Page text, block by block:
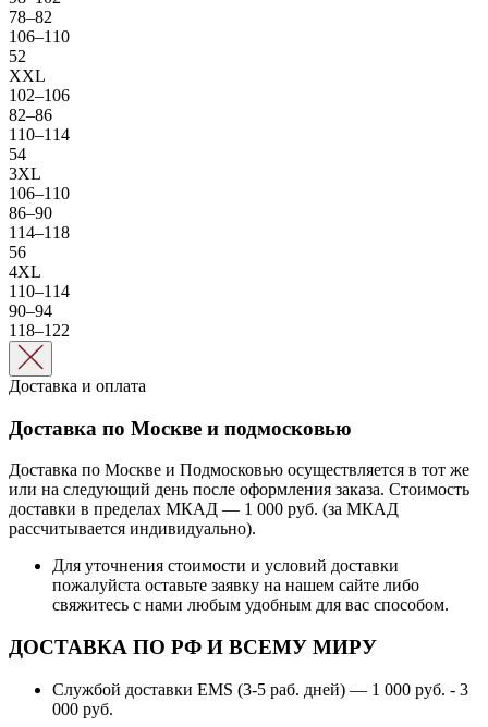
78–82
106–110
52
XXL
102–106
82–86
110–114
54
3XL
106–110
86–90
114–118
56
4XL
110–114
90–94
118–122
Доставка и оплата
Доставка по Москве и подмосковью
Доставка по Москве и Подмосковью осуществляется в тот же
или на следующий день после оформления заказа. Стоимость
доставки в пределах МКАД — 1 000 руб. (за МКАД
рассчитывается индивидуально).
Для уточнения стоимости и условий доставки
пожалуйста оставьте заявку на нашем сайте либо
свяжитесь с нами любым удобным для вас способом.
ДОСТАВКА ПО РФ И ВСЕМУ МИРУ
Службой доставки EMS (3-5 раб. дней) — 1 000 руб. - 3
000 руб.